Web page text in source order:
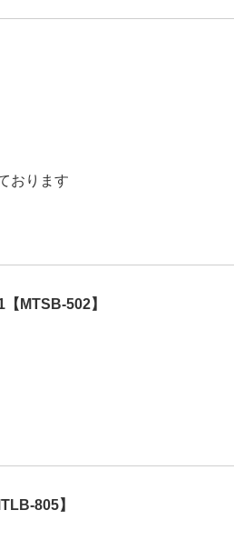
おります
MTSB-502】
805】